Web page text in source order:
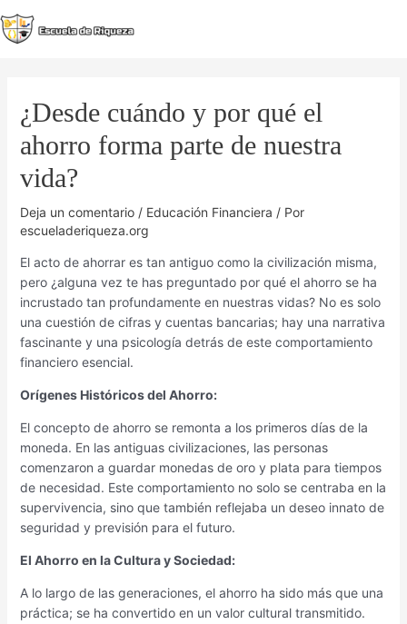
al
contenido
¿Desde cuándo y por qué el
ahorro forma parte de nuestra
vida?
Deja un comentario / Educación Financiera / Por
escueladeriqueza.org
El acto de ahorrar es tan antiguo como la civilización misma,
pero ¿alguna vez te has preguntado por qué el ahorro se ha
incrustado tan profundamente en nuestras vidas? No es solo
una cuestión de cifras y cuentas bancarias; hay una narrativa
fascinante y una psicología detrás de este comportamiento
financiero esencial.
Orígenes Históricos del Ahorro:
El concepto de ahorro se remonta a los primeros días de la
moneda. En las antiguas civilizaciones, las personas
comenzaron a guardar monedas de oro y plata para tiempos
de necesidad. Este comportamiento no solo se centraba en la
supervivencia, sino que también reflejaba un deseo innato de
seguridad y previsión para el futuro.
El Ahorro en la Cultura y Sociedad:
A lo largo de las generaciones, el ahorro ha sido más que una
práctica; se ha convertido en un valor cultural transmitido.